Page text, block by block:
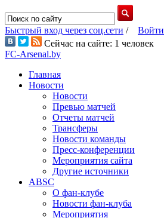
Быстрый вход через соц.сети / Войти
Сейчас на сайте: 1 человек
FC-Arsenal.by
Главная
Новости
Новости
Превью матчей
Отчеты матчей
Трансферы
Новости команды
Пресс-конференции
Мероприятия сайта
Другие источники
ABSC
О фан-клубе
Новости фан-клуба
Мероприятия